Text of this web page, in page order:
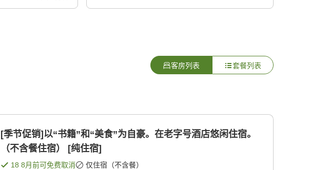
客房列表 套餐列表
[季节促销]以“书籍”和“美食”为自豪。在老字号酒店悠闲住宿。
（不含餐住宿） [纯住宿]
18 8月前可免费取消 仅住宿（不含餐）